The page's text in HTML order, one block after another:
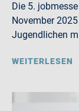
Die 5.
November
Jugendlichen
WEITERLESEN